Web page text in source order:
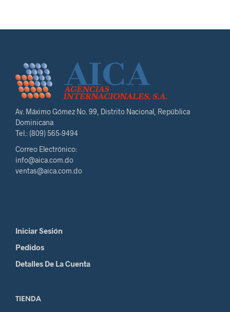
Av. Máximo Gómez No. 99, Distrito Nacional, República
Dominicana
Tel.: (809) 565-9494
Correo Electrónico:
info@aica.com.do
ventas@aica.com.do
Iniciar Sesión
Pedidos
Detalles De La Cuenta
TIENDA